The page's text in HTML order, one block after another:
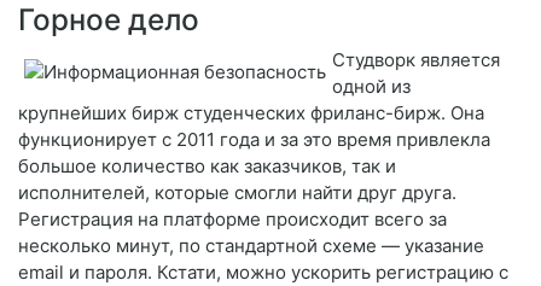
Горное дело
Студворк является
одной из
крупнейших бирж студенческих фриланс-бирж. Она
функционирует с 2011 года и за это время привлекла
большое количество как заказчиков, так и
исполнителей, которые смогли найти друг друга.
Регистрация на платформе происходит всего за
несколько минут, по стандартной схеме — указание
email и пароля. Кстати, можно ускорить регистрацию с